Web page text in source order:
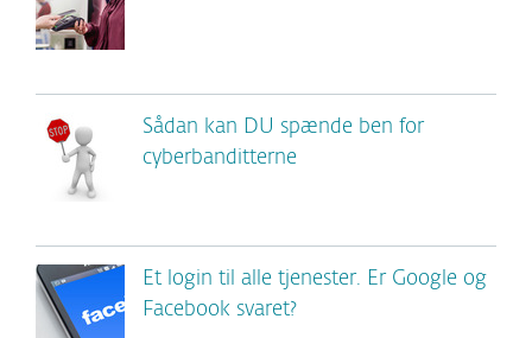
Sådan kan DU spænde ben for
cyberbanditterne
Et login til alle tjenester. Er Google og
Facebook svaret?